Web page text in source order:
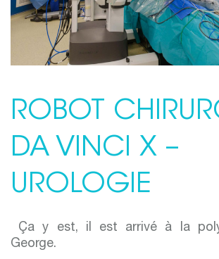
ROBOT
DA VINCI X –
UROLOGIE
Ça y est, il est arrivé à la
George.